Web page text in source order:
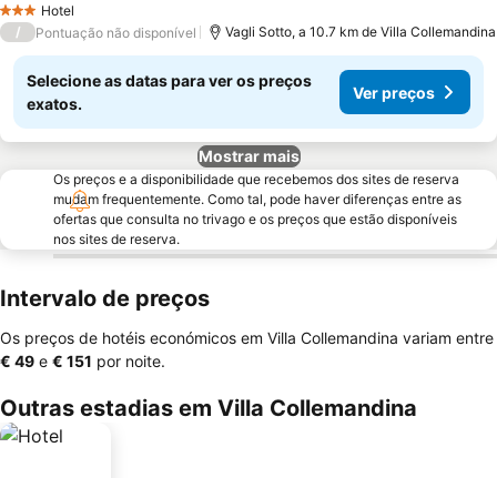
3 EstrelasHotel
/ Pontuação não disponível Vagli Sotto, a 10.7 km de Villa Collemandina
Selecione as datas para ver os preços
exatos.
Ver preços
Mostrar mais
Os preços e a disponibilidade que recebemos dos sites de reserva
mudam frequentemente. Como tal, pode haver diferenças entre as
ofertas que consulta no trivago e os preços que estão disponíveis
nos sites de reserva.
Intervalo de preços
Os preços de hotéis económicos em Villa Collemandina variam entre
‎€ 49 e ‎€ 151 por noite.
Outras estadias em Villa Collemandina